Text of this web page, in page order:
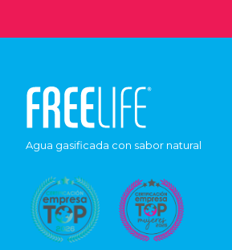
Agua gasificada con sabor natural